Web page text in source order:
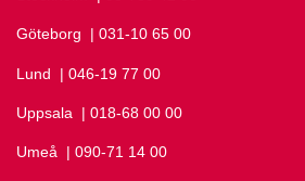
Göteborg Ring Göteborg på
| 031-10 65 00
Lund Ring Lund på
| 046-19 77 00
Uppsala Ring Uppsala på
| 018-68 00 00
Umeå Ring Umeå på
| 090-71 14 00